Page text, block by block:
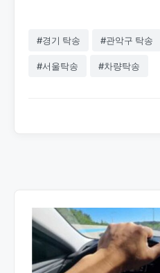
#경기 탁송 #관악구 탁송
#서울탁송 #차량탁송